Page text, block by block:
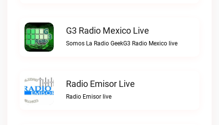
G3 Radio Mexico Live
Somos La Radio GeekG3 Radio Mexico live
Radio Emisor Live
Radio Emisor live